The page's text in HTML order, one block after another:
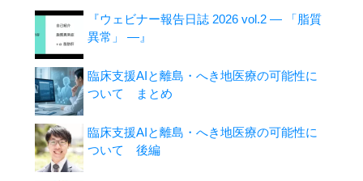
『ウェビナー報告日誌 2026 vol.2 ― 「脂質
異常」 ―』
臨床支援AIと離島・へき地医療の可能性に
ついて まとめ
臨床支援AIと離島・へき地医療の可能性に
ついて 後編